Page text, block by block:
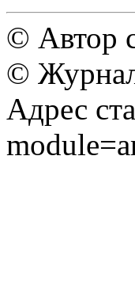
© Автор
©
Адрес